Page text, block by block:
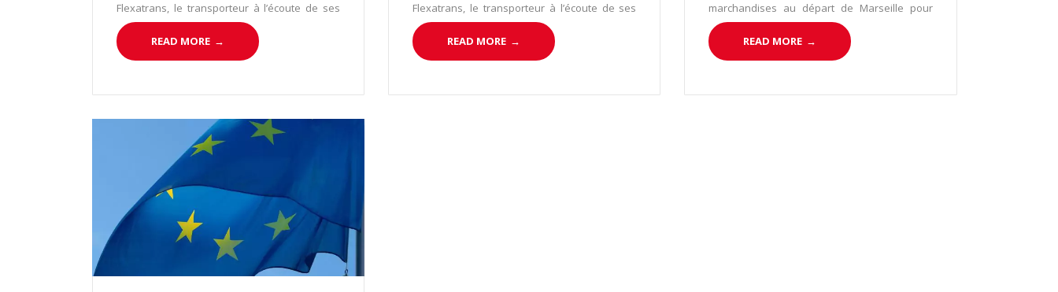
Flexatrans, le transporteur à l’écoute de ses
clients.
READ MORE →
Flexatrans, le transporteur à l’écoute de ses
clients.
READ MORE →
marchandises au départ de Marseille pour
livrer en Europe.
READ MORE →